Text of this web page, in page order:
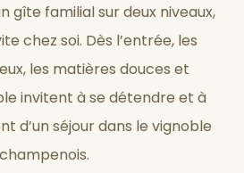
gîte familial sur deux niveaux,
chez soi. Dès l’entrée, les
les matières douces et
invitent à se détendre et à
d’un séjour dans le vignoble
champenois.